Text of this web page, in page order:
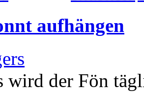
aufhängen
wird der Fön